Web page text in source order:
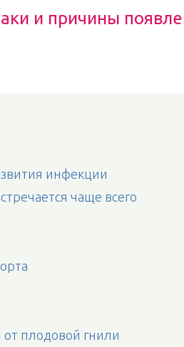
и причины
инфекции
чаще всего
плодовой гнили